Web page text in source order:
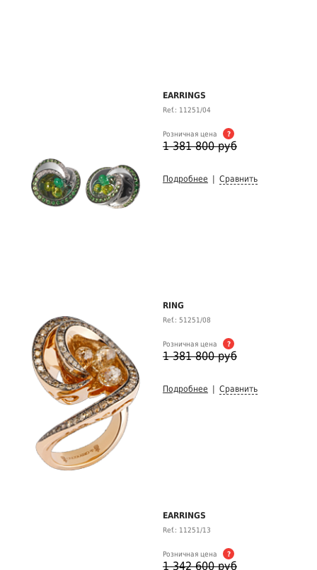
EARRINGS
Ref.: 11251/04
Розничная цена ?
1 381 800 руб
Подробнее Сравнить
RING
Ref.: 51251/08
Розничная цена ?
1 381 800 руб
Подробнее Сравнить
EARRINGS
Ref.: 11251/13
Розничная цена ?
1 342 600 руб